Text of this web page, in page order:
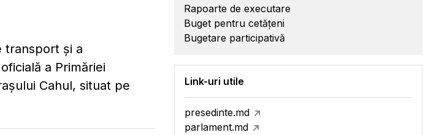
transport și a
a Primăriei
Cahul, situat pe
Rapoarte de executare
Buget pentru cetățeni
Bugetare participativă
Link-uri utile
presedinte.md
parlament.md